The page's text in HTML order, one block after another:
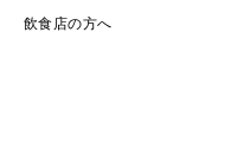
飲食店の方へ